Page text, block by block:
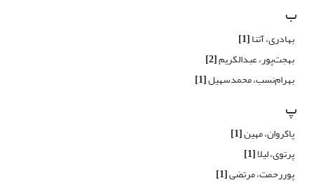
ب
بهادری، آتنا[1]
بهجت‌پور، عبدالکریم[2]
بهرام‌نسب، محمدسهیل[1]
پ
پاکروان، مهین[1]
پرتوی، لیلا[1]
پوررحمت، مرتضی[1]